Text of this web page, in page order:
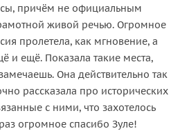
причём не официальным
живой речью. Огромное
пролетела, как мгновение, а
и ещё. Показала такие места,
Она действительно так
рассказала про исторических
с ними, что захотелось
огромное спасибо Зуле!